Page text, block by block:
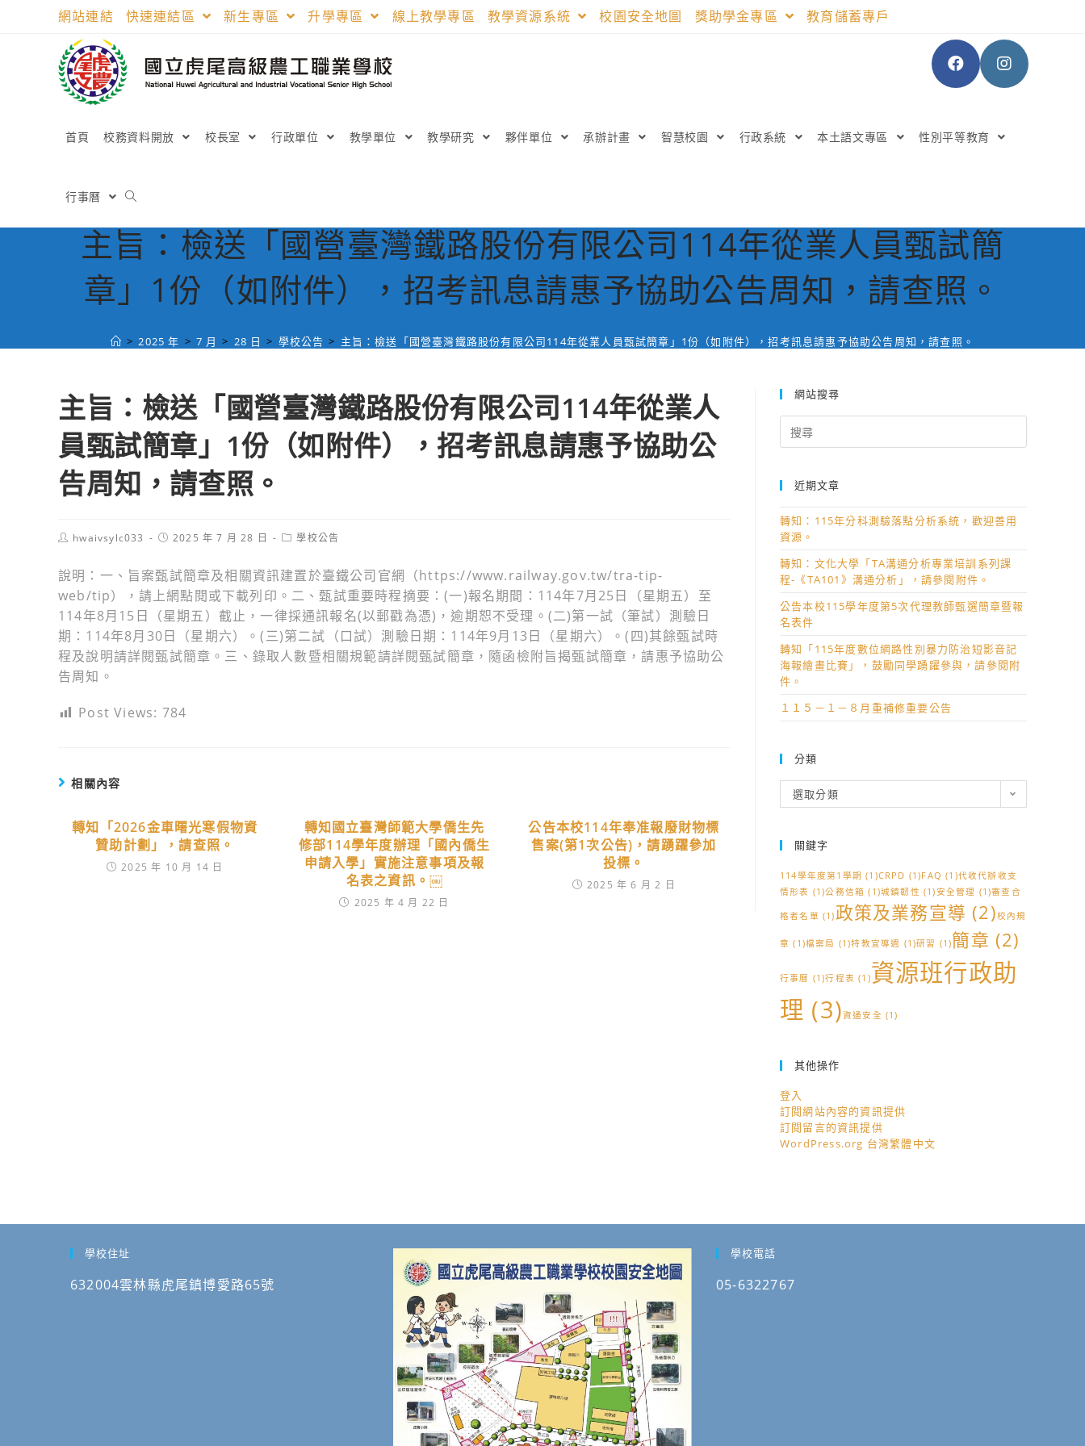
網站連結 快速連結區 新生專區 升學專區 線上教學專區 教學資源系統 校園安全地圖 獎助學金專區 教育儲蓄專戶
首頁 校務資料開放 校長室 行政單位 教學單位 教學研究 夥伴單位 承辦計畫 智慧校園 行政系統 本土語文專區 性別平等教育
行事曆
主旨：檢送「國營臺灣鐵路股份有限公司114年從業人員甄試簡
章」1份（如附件），招考訊息請惠予協助公告周知，請查照。
> 2025 年 > 7 月 > 28 日 > 學校公告 > 主旨：檢送「國營臺灣鐵路股份有限公司114年從業人員甄試簡章」1份（如附件），招考訊息請惠予協助公告周知，請查照。
主旨：檢送「國營臺灣鐵路股份有限公司114年從業人
員甄試簡章」1份（如附件），招考訊息請惠予協助公
告周知，請查照。
Posthwaivsylc033
Post2025 年 7 月 28 日
Post學校公告
說明：一、旨案甄試簡章及相關資訊建置於臺鐵公司官網（https://www.railway.gov.tw/tra-tip-
web/tip），請上網點閱或下載列印。二、甄試重要時程摘要：(一)報名期間：114年7月25日（星期五）至
114年8月15日（星期五）截止，一律採通訊報名(以郵戳為憑)，逾期恕不受理。(二)第一試（筆試）測驗日
期：114年8月30日（星期六）。(三)第二試（口試）測驗日期：114年9月13日（星期六）。(四)其餘甄試時
程及說明請詳閱甄試簡章。三、錄取人數暨相關規範請詳閱甄試簡章，隨函檢附旨揭甄試簡章，請惠予協助公
告周知。
Post Views: 784
相關內容
轉知「2026金車曙光寒假物資
贊助計劃」，請查照。
2025 年 10 月 14 日
轉知國立臺灣師範大學僑生先
修部114學年度辦理「國內僑生
申請入學」實施注意事項及報
名表之資訊。￼
2025 年 4 月 22 日
公告本校114年奉准報廢財物標
售案(第1次公告)，請踴躍參加
投標。
2025 年 6 月 2 日
網站搜尋
for:
近期文章
轉知：115年分科測驗落點分析系統，歡迎善用
資源。
轉知：文化大學「TA溝通分析專業培訓系列課
程-《TA101》溝通分析」，請參閱附件。
公告本校115學年度第5次代理教師甄選簡章暨報
名表件
轉知「115年度數位網路性別暴力防治短影音記
海報繪畫比賽」，鼓勵同學踴躍參與，請參閱附
件。
１１５－１－８月重補修重要公告
分類
類
選取分類
關鍵字
114學年度第1學期 (1)CRPD (1)FAQ (1)代收代辦收支
情形表 (1)公務信箱 (1)城鎮韌性 (1)安全管理 (1)審查合
格者名單 (1)政策及業務宣導 (2)校內規
章 (1)檔案局 (1)特教宣導週 (1)研習 (1)簡章 (2)
行事曆 (1)行程表 (1)資源班行政助
理 (3)資通安全 (1)
其他操作
登入
訂閱網站內容的資訊提供
訂閱留言的資訊提供
WordPress.org 台灣繁體中文
學校住址
632004雲林縣虎尾鎮博愛路65號
學校電話
05-6322767